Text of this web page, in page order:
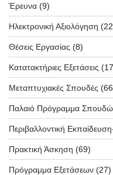
Έρευνα (9)
Ηλεκτρονική Αξιολόγηση
Θέσεις Εργασίας (8)
Κατατακτήριες Εξετάσεις
Μεταπτυχιακές Σπουδές
Παλαιό Πρόγραμμα
Περιβαλλοντική
Πρακτική Άσκηση (69)
Πρόγραμμα Εξετάσεων (27)